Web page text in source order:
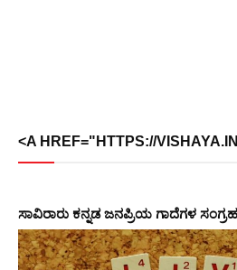
<A HREF="HTTPS://
ಸಾವಿರಾರು ಕನ್ನಡ ಜನಪ್ರಿಯ ಗಾದೆಗಳ